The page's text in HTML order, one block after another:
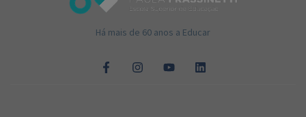
Há mais de 60 anos a Educar